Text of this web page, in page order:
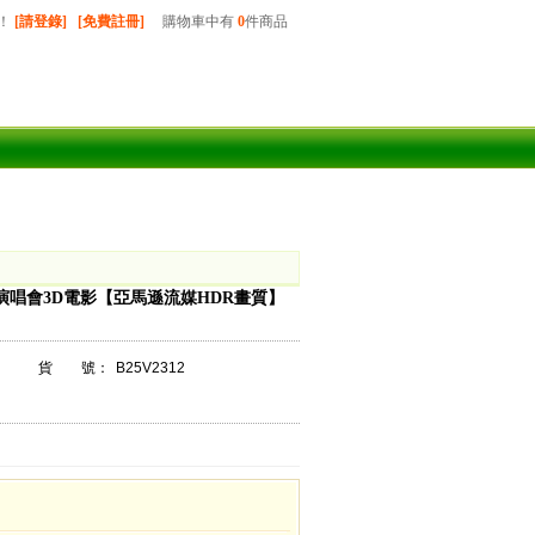
購物車中有 0件商品
！ [請登錄] [免費註冊]
唱會3D電影【亞馬遜流媒HDR畫質】
貨 號：
B25V2312